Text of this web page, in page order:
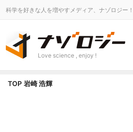
科学を好きな人を増やすメディア、ナゾロジー！
Love science , enjoy !
TOP 岩崎 浩輝